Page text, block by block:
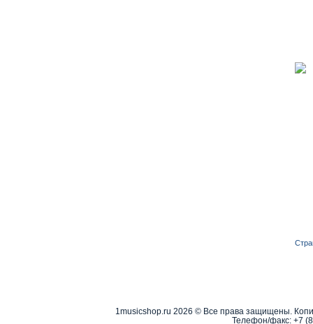
1musicshop.ru 2026 © Все права защищены.
Телефон/факс: +7